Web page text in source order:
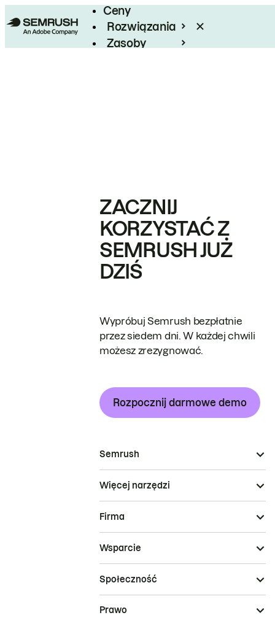
Ceny
Rozwiązania
Zasoby
ZACZNIJ
KORZYSTAĆ Z
SEMRUSH JUŻ
DZIŚ
Wypróbuj Semrush bezpłatnie
przez siedem dni. W każdej chwili
możesz zrezygnować.
Rozpocznij darmowe demo
Semrush
Więcej narzędzi
Firma
Wsparcie
Społeczność
Prawo